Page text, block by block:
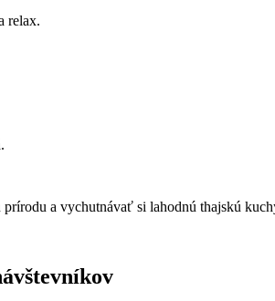
relax.
a vychutnávať si lahodnú thajskú